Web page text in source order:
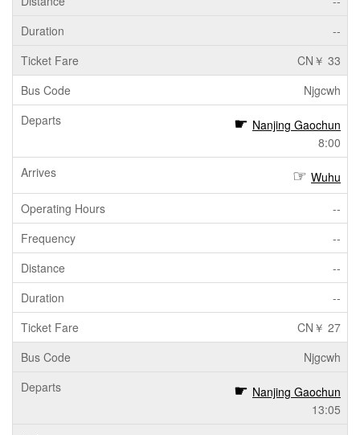
--
CN￥ 33
Njgcwh
Nanjing Gaochun
8:00
Wuhu
--
--
--
--
CN￥ 27
Njgcwh
Nanjing Gaochun
13:05